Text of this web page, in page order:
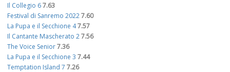
Il Collegio 67.63
Festival di Sanremo 20227.60
La Pupa e il Secchione 47.57
Il Cantante Mascherato 27.56
The Voice Senior7.36
La Pupa e il Secchione 3 7.44
Temptation Island 7 7.26